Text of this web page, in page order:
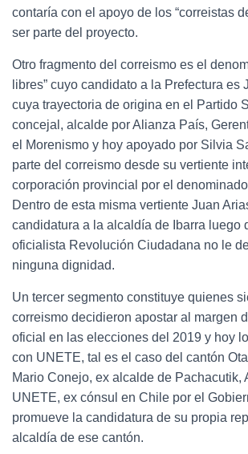
contaría con el apoyo de los “correistas
ser parte del proyecto.
Otro fragmento del correismo es el
libres” cuyo candidato a la Prefectura es
cuya trayectoria de origina en el Partido
concejal, alcalde por Alianza País,
el Morenismo y hoy apoyado por Silvia
parte del correismo desde su vertiente
corporación provincial por el
Dentro de esta misma vertiente Juan
candidatura a la alcaldía de Ibarra luego
oficialista Revolución Ciudadana no le
ninguna dignidad.
Un tercer segmento constituye quienes
correismo decidieron apostar al margen
oficial en las elecciones del 2019 y hoy
con UNETE, tal es el caso del cantón
Mario Conejo, ex alcalde de Pachacutik,
UNETE, ex cónsul en Chile por el
promueve la candidatura de su propia
alcaldía de ese cantón.